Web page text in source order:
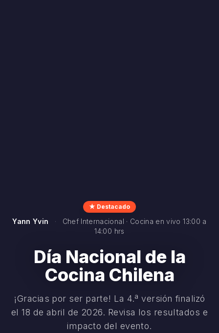
Feria Gastronómica
Stands Gastronómicos · Preparaciones de cocina
chilena tradicional y contemporánea
Día Nacional de la
Cocina Chilena
¡Gracias por ser parte! La 4.ª versión finalizó
el 18 de abril de 2026. Revisa los resultados e
impacto del evento.